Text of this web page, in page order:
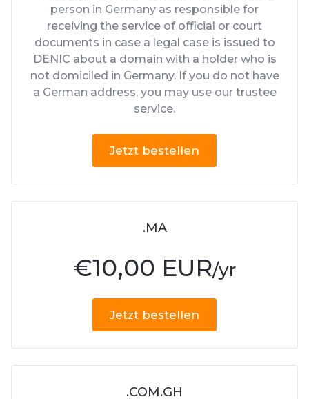
person in Germany as responsible for
receiving the service of official or court
documents in case a legal case is issued to
DENIC about a domain with a holder who is
not domiciled in Germany. If you do not have
a German address, you may use our trustee
service.
Jetzt bestellen
.MA
€10,00 EUR/yr
Jetzt bestellen
.COM.GH